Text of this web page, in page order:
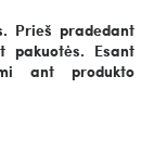
Prieš pradedant
pakuotės. Esant
ant produkto